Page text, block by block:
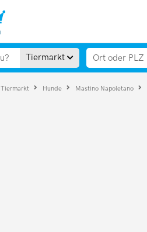
Tiermarkt
Tiermarkt Hunde Mastino Napoletano